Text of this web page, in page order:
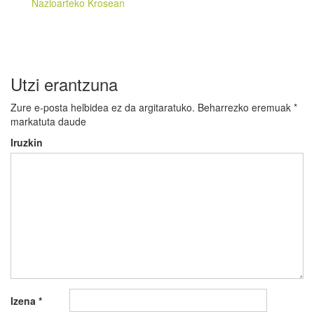
Utzi erantzuna
Zure e-posta helbidea ez da argitaratuko. Beharrezko eremuak *
markatuta daude
Iruzkin
Izena *